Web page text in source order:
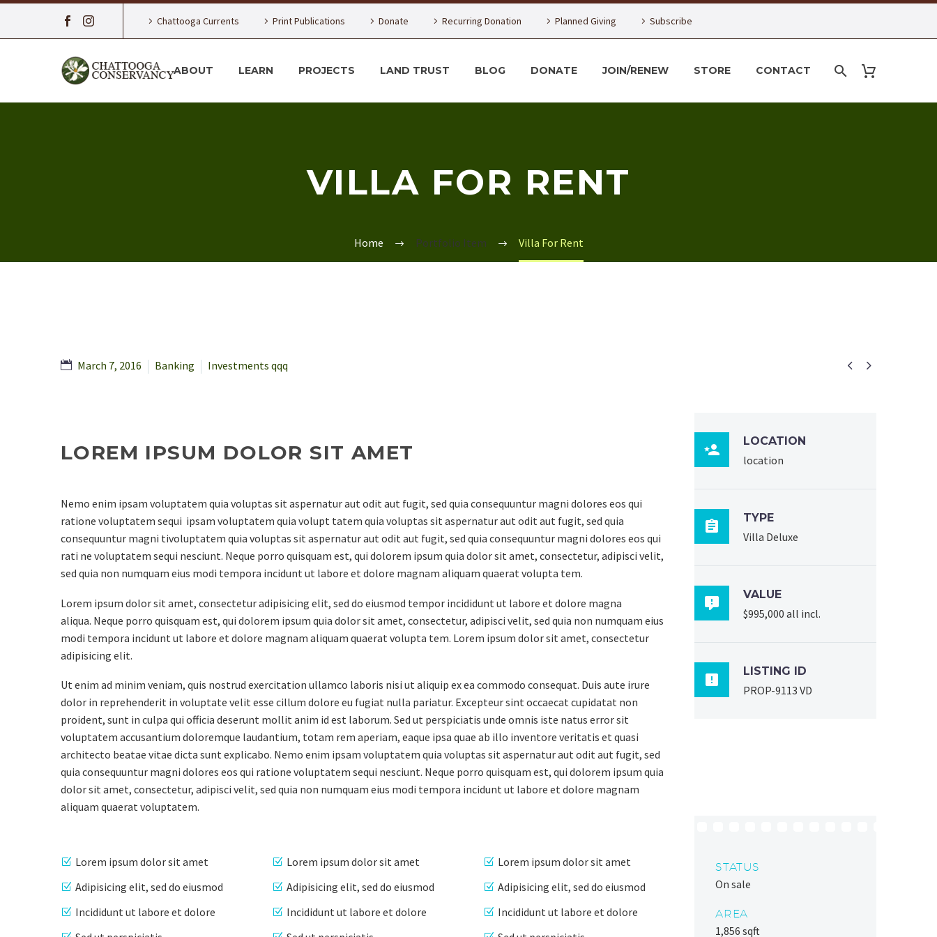
Chattooga Currents Print Publications Donate Recurring Donation Planned Giving Subscribe
ABOUT LEARN PROJECTS LAND TRUST BLOG DONATE JOIN/RENEW STORE CONTACT
VILLA FOR RENT
Home Portfolio Item Villa For Rent
 
March 7, 2016 Banking Investments qqq
LOREM IPSUM DOLOR SIT AMET
Nemo enim ipsam voluptatem quia voluptas sit aspernatur aut odit aut fugit, sed quia consequuntur magni dolores eos qui
ratione voluptatem sequi ipsam voluptatem quia volupt tatem quia voluptas sit aspernatur aut odit aut fugit, sed quia
consequuntur magni tivoluptatem quia voluptas sit aspernatur aut odit aut fugit, sed quia consequuntur magni dolores eos qui
rati ne voluptatem sequi nesciunt. Neque porro quisquam est, qui dolorem ipsum quia dolor sit amet, consectetur, adipisci velit,
sed quia non numquam eius modi tempora incidunt ut labore et dolore magnam aliquam quaerat volupta tem.
Lorem ipsum dolor sit amet, consectetur adipisicing elit, sed do eiusmod tempor incididunt ut labore et dolore magna
aliqua. Neque porro quisquam est, qui dolorem ipsum quia dolor sit amet, consectetur, adipisci velit, sed quia non numquam eius
modi tempora incidunt ut labore et dolore magnam aliquam quaerat volupta tem. Lorem ipsum dolor sit amet, consectetur
adipisicing elit.
Ut enim ad minim veniam, quis nostrud exercitation ullamco laboris nisi ut aliquip ex ea commodo consequat. Duis aute irure
dolor in reprehenderit in voluptate velit esse cillum dolore eu fugiat nulla pariatur. Excepteur sint occaecat cupidatat non
proident, sunt in culpa qui officia deserunt mollit anim id est laborum. Sed ut perspiciatis unde omnis iste natus error sit
voluptatem accusantium doloremque laudantium, totam rem aperiam, eaque ipsa quae ab illo inventore veritatis et quasi
architecto beatae vitae dicta sunt explicabo. Nemo enim ipsam voluptatem quia voluptas sit aspernatur aut odit aut fugit, sed
quia consequuntur magni dolores eos qui ratione voluptatem sequi nesciunt. Neque porro quisquam est, qui dolorem ipsum quia
dolor sit amet, consectetur, adipisci velit, sed quia non numquam eius modi tempora incidunt ut labore et dolore magnam
aliquam quaerat voluptatem.
Lorem ipsum dolor sit amet
Adipisicing elit, sed do eiusmod
Incididunt ut labore et dolore
Lorem ipsum dolor sit amet
Adipisicing elit, sed do eiusmod
Incididunt ut labore et dolore
Lorem ipsum dolor sit amet
Adipisicing elit, sed do eiusmod
Incididunt ut labore et dolore

LOCATION
location

TYPE
Villa Deluxe

VALUE
$995,000 all incl.

LISTING ID
PROP-9113 VD
STATUS
On sale
AREA
1,856 sqft